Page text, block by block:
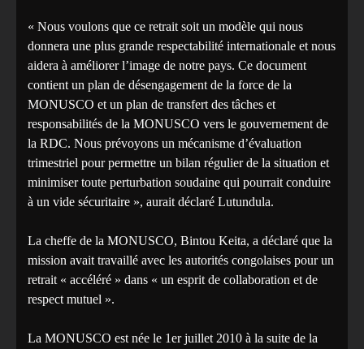
« Nous voulons que ce retrait soit un modèle qui nous
donnera une plus grande respectabilité internationale et nous
aidera à améliorer l’image de notre pays. Ce document
contient un plan de désengagement de la force de la
MONUSCO et un plan de transfert des tâches et
responsabilités de la MONUSCO vers le gouvernement de
la RDC. Nous prévoyons un mécanisme d’évaluation
trimestriel pour permettre un bilan régulier de la situation et
minimiser toute perturbation soudaine qui pourrait conduire
à un vide sécuritaire », aurait déclaré Lutundula.
La cheffe de la MONUSCO, Bintou Keita, a déclaré que la
mission avait travaillé avec les autorités congolaises pour un
retrait « accéléré » dans « un esprit de collaboration et de
respect mutuel ».
La MONUSCO est née le 1er juillet 2010 à la suite de la